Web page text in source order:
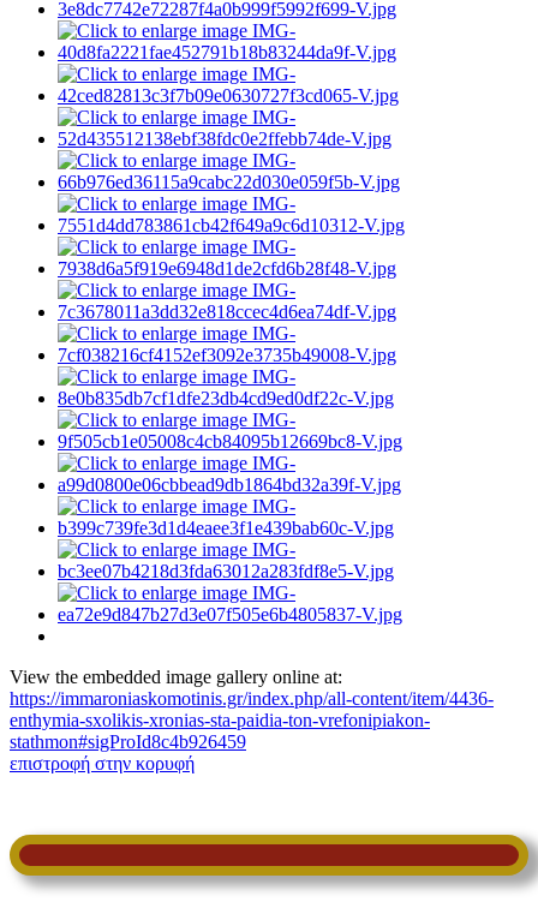
View the embedded image gallery online at:
https://immaroniaskomotinis.gr/index.php/all-content/item/4436-
enthymia-sxolikis-xronias-sta-paidia-ton-vrefonipiakon-
stathmon#sigProId8c4b926459
επιστροφή στην κορυφή